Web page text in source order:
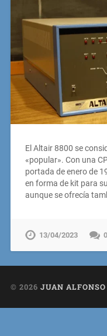
El Altair 8800 se
«popular». Con una
portada de enero de
en forma de kit para
aunque se ofrecía
13/04/2023 0
© 2026 JUAN